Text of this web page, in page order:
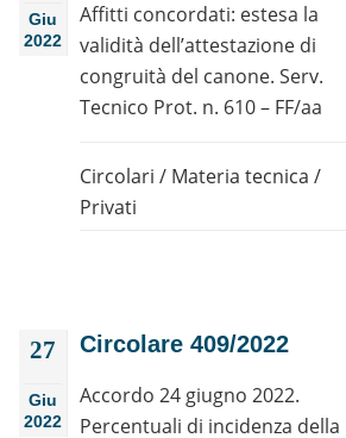
Giu
2022
Affitti concordati: estesa la
validità dell’attestazione di
congruità del canone. Serv.
Tecnico Prot. n. 610 – FF/aa
Circolari / Materia tecnica /
Privati
27
Giu
2022
Circolare 409/2022
Accordo 24 giugno 2022.
Percentuali di incidenza della